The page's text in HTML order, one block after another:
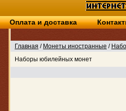
Оплата и доставка
Главная / Монеты иностранные /
Наборы юбилейных монет